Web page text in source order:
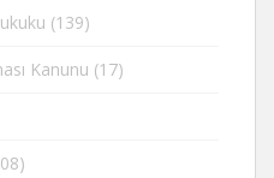
(139)
Kanunu (17)